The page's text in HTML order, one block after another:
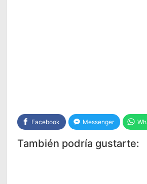
Facebook Messenger
También podría gustarte: